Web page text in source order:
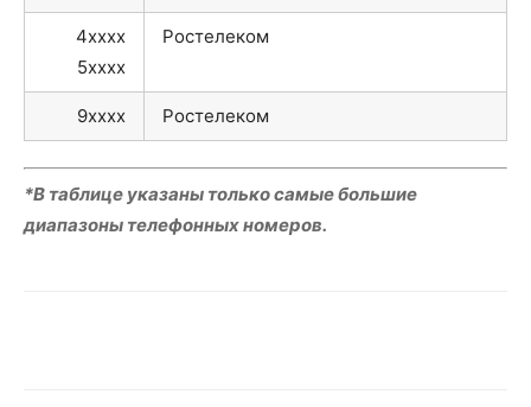
4xxxx
5xxxx
Ростелеком
9xxxx Ростелеком
*В таблице указаны только самые большие
диапазоны телефонных номеров.